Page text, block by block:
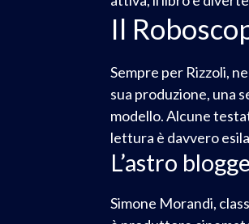
Il
Sempre per Rizzoli,
sua produzione, una
modello. Alcune
lettura è davvero
L’astro
Simone Morandi,